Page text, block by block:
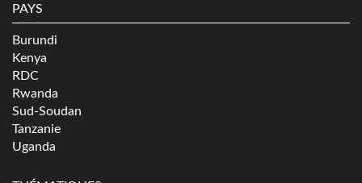
PAYS
Burundi
Kenya
RDC
Rwanda
Sud-Soudan
Tanzanie
Uganda